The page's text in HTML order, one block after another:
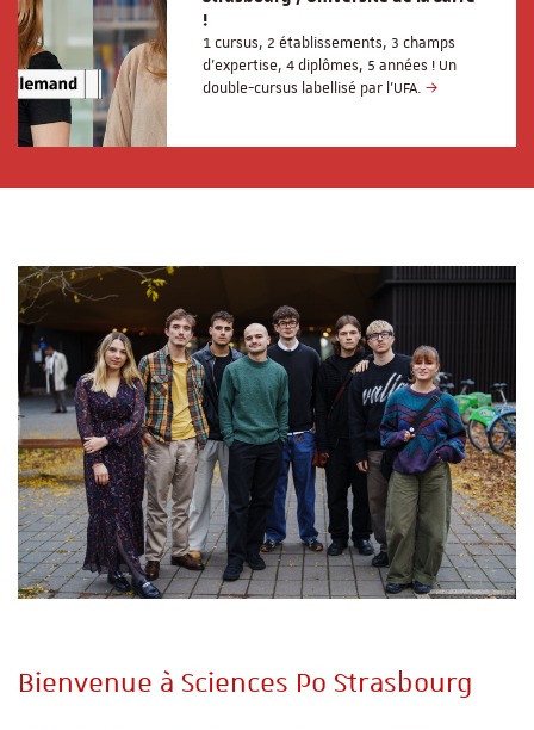
!
1 cursus, 2 établissements, 3 champs
d’expertise, 4 diplômes, 5 années ! Un
double-cursus labellisé par l'UFA.
Bienvenue à Sciences Po Strasbourg